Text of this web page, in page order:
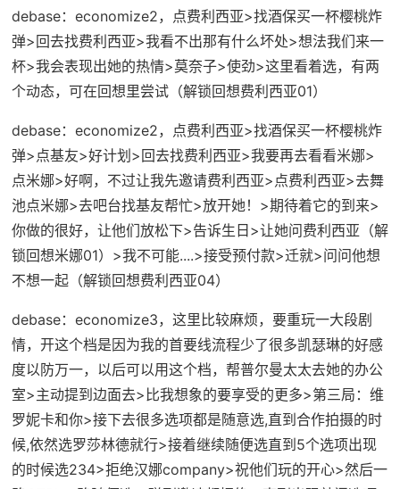
debase：economize2，点费利西亚>找酒保买一杯樱桃炸
弹>回去找费利西亚>我看不出那有什么坏处>想法我们来一
杯>我会表现出她的热情>莫奈子>使劲>这里看着选，有两
个动态，可在回想里尝试（解锁回想费利西亚01）
debase：economize2，点费利西亚>找酒保买一杯樱桃炸
弹>点基友>好计划>回去找费利西亚>我要再去看看米娜>
点米娜>好啊，不过让我先邀请费利西亚>点费利西亚>去舞
池点米娜>去吧台找基友帮忙>放开她！>期待着它的到来>
你做的很好，让他们放松下>告诉生日>让她问费利西亚（解
锁回想米娜01）>我不可能....>接受预付款>迁就>问问他想
不想一起（解锁回想费利西亚04）
debase：economize3，这里比较麻烦，要重玩一大段剧
情，开这个档是因为我的首要线流程少了很多凯瑟琳的好感
度以防万一，以后可以用这个档，帮普尔曼太太去她的办公
室>主动提到边面去>比我想象的要享受的更多>第三局：维
罗妮卡和你>接下去很多选项都是随意选,直到合作拍摄的时
候,依然选罗莎林德就行>接着继续随便选直到5个选项出现
的时候选234>拒绝汉娜company>祝他们玩的开心>然后一